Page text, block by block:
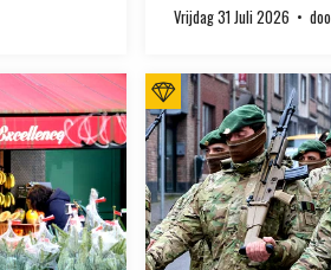
Vrijdag 31 Juli 2026